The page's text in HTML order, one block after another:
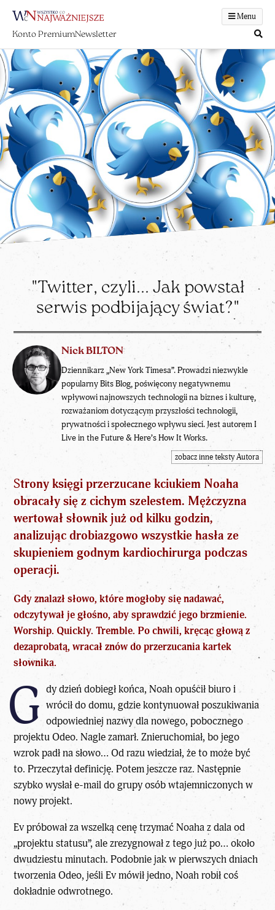
Menu
Konto PremiumNewsletter
"Twitter, czyli... Jak powstał
serwis podbijający świat?"
Nick BILTON
Dziennikarz „New York Timesa”. Prowadzi niezwykle
popularny Bits Blog, poświęcony negatywnemu
wpływowi najnowszych technologii na biznes i kulturę,
rozważaniom dotyczącym przyszłości technologii,
prywatności i społecznego wpływu sieci. Jest autorem I
Live in the Future & Here’s How It Works.
zobacz inne teksty Autora
Strony księgi przerzucane kciukiem Noaha
obracały się z cichym szelestem. Mężczyzna
wertował słownik już od kilku godzin,
analizując drobiazgowo wszystkie hasła ze
skupieniem godnym kardiochirurga podczas
operacji.
Gdy znalazł słowo, które mogłoby się nadawać,
odczytywał je głośno, aby sprawdzić jego brzmienie.
Worship. Quickly. Tremble. Po chwili, kręcąc głową z
dezaprobatą, wracał znów do przerzucania kartek
słownika.
G dy dzień dobiegł końca, Noah opuścił biuro i
wrócił do domu, gdzie kontynuował poszukiwania
odpowiedniej nazwy dla nowego, pobocznego
projektu Odeo. Nagle zamarł. Znieruchomiał, bo jego
wzrok padł na słowo… Od razu wiedział, że to może być
to. Przeczytał definicję. Potem jeszcze raz. Następnie
szybko wysłał e-mail do grupy osób wtajemniczonych w
nowy projekt.
Ev próbował za wszelką cenę trzymać Noaha z dala od
„projektu statusu”, ale zrezygnował z tego już po… około
dwudziestu minutach. Podobnie jak w pierwszych dniach
tworzenia Odeo, jeśli Ev mówił jedno, Noah robił coś
dokładnie odwrotnego.